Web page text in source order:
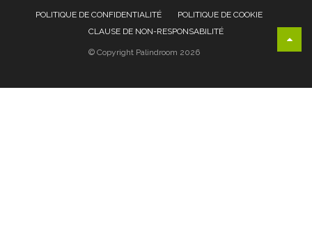
POLITIQUE DE CONFIDENTIALITÉ
POLITIQUE DE COOKIE
CLAUSE DE NON-RESPONSABILITÉ
© Copyright Palindroom 2026